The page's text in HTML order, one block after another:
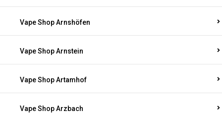
Vape Shop Arnshöfen
Vape Shop Arnstein
Vape Shop Artamhof
Vape Shop Arzbach